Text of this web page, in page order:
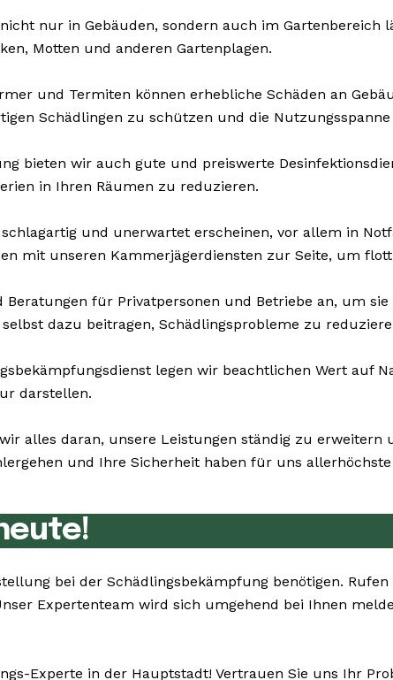
nur in Gebäuden, sondern auch im Gartenbereich
Motten und anderen Gartenplagen.
und Termiten können erhebliche Schäden an
Schädlingen zu schützen und die
bieten wir auch gute und preiswerte
in Ihren Räumen zu reduzieren.
und unerwartet erscheinen, vor allem in
mit unseren Kammerjägerdiensten zur Seite, um
für Privatpersonen und Betriebe an, um
dazu beitragen, Schädlingsprobleme zu
legen wir beachtlichen Wert auf
darstellen.
alles daran, unsere Leistungen ständig zu
und Ihre Sicherheit haben für uns
bei der Schädlingsbekämpfung benötigen.
Expertenteam wird sich umgehend bei Ihnen
Experte in der Hauptstadt! Vertrauen Sie uns Ihr